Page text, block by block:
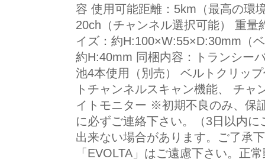
容 使用可能距離：5km（最高の環
20ch（チャンネル選択可能） 重
イズ：約H:100×W:55×D:30mm（
約H:40mm 同梱内容：トランシー
池4本使用（別売） ベルトクリッ
トチャンネルスキャン機能、 チ
イトモニター ※初期不良のみ、
に必ずご連絡下さい。（3日以内
出来ない場合があります。ご了承
「EVOLTA」はご遠慮下さい。正